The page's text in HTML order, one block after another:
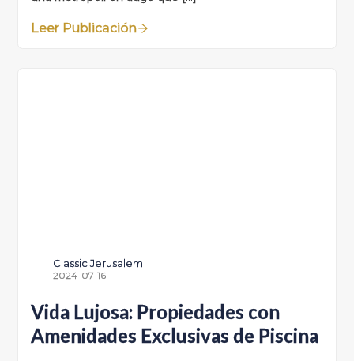
Leer Publicación
Classic Jerusalem
2024-07-16
Vida Lujosa: Propiedades con
Amenidades Exclusivas de Piscina